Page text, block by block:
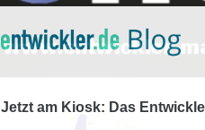
Jetzt am Kiosk: Das